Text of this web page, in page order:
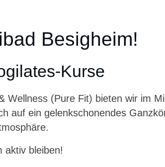
Besigheim!
Kurse
Wellness (Pure Fit) bieten wir im
auf ein gelenkschonendes
aktiv bleiben!